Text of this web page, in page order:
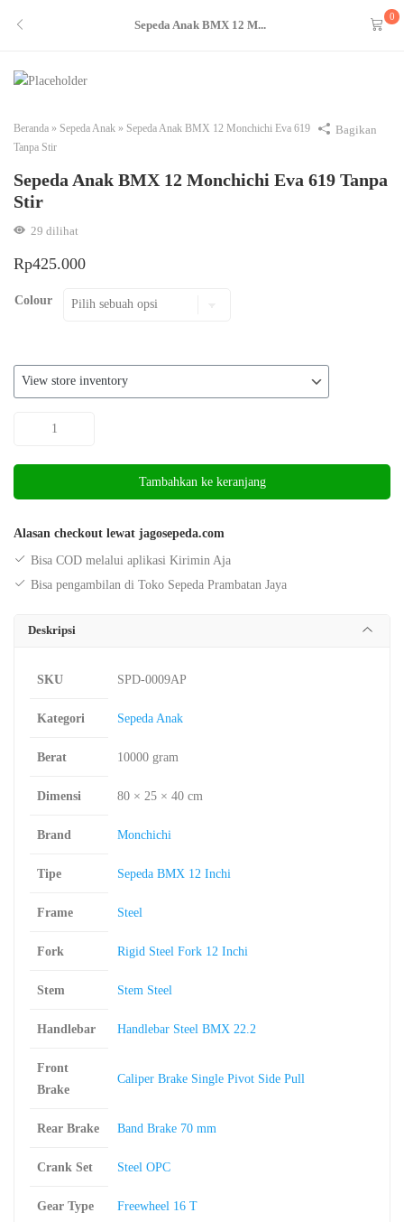
Sepeda Anak BMX 12 M...
0
Beranda » Sepeda Anak » Sepeda Anak BMX 12 Monchichi Eva 619
Tanpa Stir
Sepeda Anak BMX 12 Monchichi Eva 619 Tanpa
Stir
29 dilihat
Rp425.000
Colour
Kuantitas
Anak
Monchichi
Tambahkan ke keranjang
Alasan checkout lewat jagosepeda.com
Bisa COD melalui aplikasi Kirimin Aja
Bisa pengambilan di Toko Sepeda Prambatan Jaya
Bagikan
Deskripsi
SKU SPD-0009AP
Kategori Sepeda Anak
Berat 10000 gram
Dimensi 80 × 25 × 40 cm
Brand Monchichi
Tipe Sepeda BMX 12 Inchi
Frame Steel
Fork Rigid Steel Fork 12 Inchi
Stem Stem Steel
Handlebar Handlebar Steel BMX 22.2
Front
Brake
Caliper Brake Single Pivot Side Pull
Rear Brake Band Brake 70 mm
Crank Set Steel OPC
Gear Type Freewheel 16 T